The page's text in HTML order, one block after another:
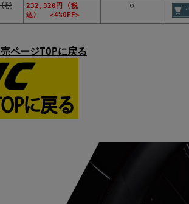
税
232,320円 (税
込) <4%OFF>
○
ページTOPに戻る